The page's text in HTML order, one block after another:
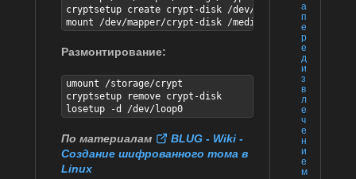
а
п
е
р
е
д
и
з
в
л
е
ч
е
н
и
е
м
cryptsetup create crypt-disk /dev/loop0
mount /dev/mapper/crypt-disk /media/crypt
Размонтирование:
umount /storage/crypt
cryptsetup remove crypt-disk
losetup -d /dev/loop0
По материалам
BLUG - Wiki -
Создание шифрованного тома в
Linux